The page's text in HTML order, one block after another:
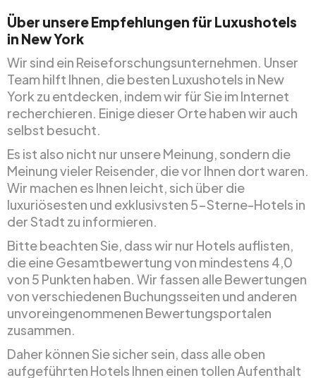
Über unsere Empfehlungen für Luxushotels
in New York
Wir sind ein Reiseforschungsunternehmen. Unser
Team hilft Ihnen, die besten Luxushotels in New
York zu entdecken, indem wir für Sie im Internet
recherchieren. Einige dieser Orte haben wir auch
selbst besucht.
Es ist also nicht nur unsere Meinung, sondern die
Meinung vieler Reisender, die vor Ihnen dort waren.
Wir machen es Ihnen leicht, sich über die
luxuriösesten und exklusivsten 5-Sterne-Hotels in
der Stadt zu informieren.
Bitte beachten Sie, dass wir nur Hotels auflisten,
die eine Gesamtbewertung von mindestens 4,0
von 5 Punkten haben. Wir fassen alle Bewertungen
von verschiedenen Buchungsseiten und anderen
unvoreingenommenen Bewertungsportalen
zusammen.
Daher können Sie sicher sein, dass alle oben
aufgeführten Hotels Ihnen einen tollen Aufenthalt